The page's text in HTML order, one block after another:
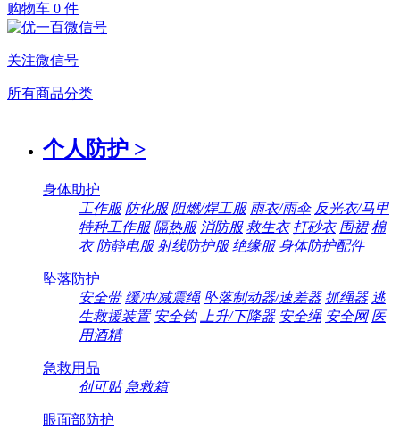
购物车 0 件
关注微信号
所有商品分类
个人防护 >
身体助护
工作服 防化服 阻燃/焊工服 雨衣/雨伞 反光衣/马甲
特种工作服 隔热服 消防服 救生衣 打砂衣 围裙 棉
衣 防静电服 射线防护服 绝缘服 身体防护配件
坠落防护
安全带 缓冲/减震绳 坠落制动器/速差器 抓绳器 逃
生救援装置 安全钩 上升/下降器 安全绳 安全网 医
用酒精
急救用品
创可贴 急救箱
眼面部防护